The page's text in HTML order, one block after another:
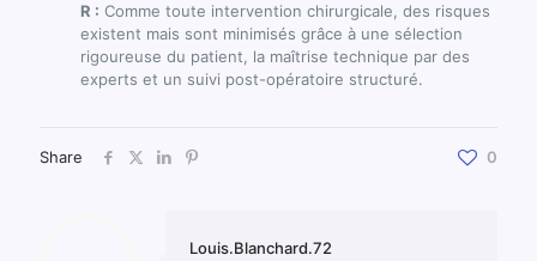
R : Comme toute intervention chirurgicale, des risques
existent mais sont minimisés grâce à une sélection
rigoureuse du patient, la maîtrise technique par des
experts et un suivi post-opératoire structuré.
Share 0
Louis.Blanchard.72